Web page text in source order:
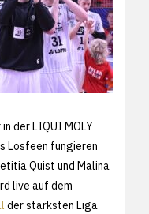
der LIQUI MOLY
Losfeen fungieren
Quist und Malina
live auf dem
der stärksten Liga